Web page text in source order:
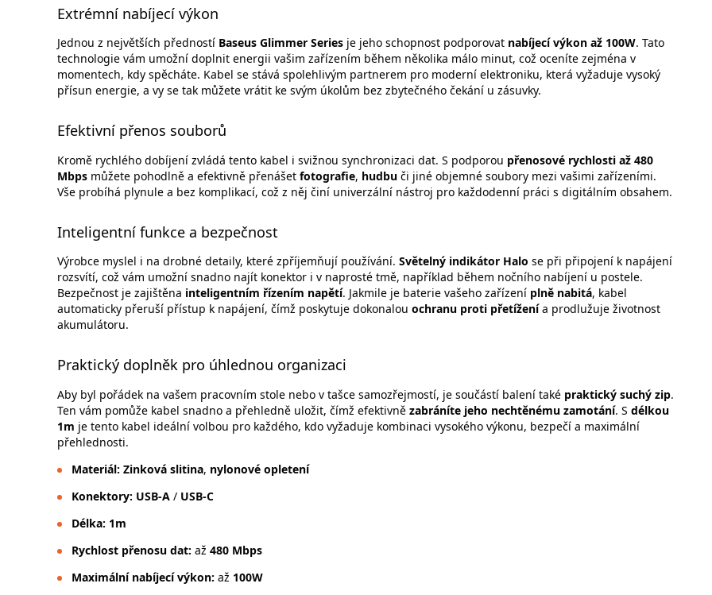
Extrémní nabíjecí výkon
Jednou z největších předností Baseus Glimmer Series je jeho schopnost podporovat nabíjecí výkon až 100W. Tato
technologie vám umožní doplnit energii vašim zařízením během několika málo minut, což oceníte zejména v
momentech, kdy spěcháte. Kabel se stává spolehlivým partnerem pro moderní elektroniku, která vyžaduje vysoký
přísun energie, a vy se tak můžete vrátit ke svým úkolům bez zbytečného čekání u zásuvky.
Efektivní přenos souborů
Kromě rychlého dobíjení zvládá tento kabel i svižnou synchronizaci dat. S podporou přenosové rychlosti až 480
Mbps můžete pohodlně a efektivně přenášet fotografie, hudbu či jiné objemné soubory mezi vašimi zařízeními.
Vše probíhá plynule a bez komplikací, což z něj činí univerzální nástroj pro každodenní práci s digitálním obsahem.
Inteligentní funkce a bezpečnost
Výrobce myslel i na drobné detaily, které zpříjemňují používání. Světelný indikátor Halo se při připojení k napájení
rozsvítí, což vám umožní snadno najít konektor i v naprosté tmě, například během nočního nabíjení u postele.
Bezpečnost je zajištěna inteligentním řízením napětí. Jakmile je baterie vašeho zařízení plně nabitá, kabel
automaticky přeruší přístup k napájení, čímž poskytuje dokonalou ochranu proti přetíženía prodlužuje životnost
akumulátoru.
Praktický doplněk pro úhlednou organizaci
Aby byl pořádek na vašem pracovním stole nebo v tašce samozřejmostí, je součástí balení také praktický suchý zip.
Ten vám pomůže kabel snadno a přehledně uložit, čímž efektivně zabráníte jeho nechtěnému zamotání. S délkou
1m je tento kabel ideální volbou pro každého, kdo vyžaduje kombinaci vysokého výkonu, bezpečí a maximální
přehlednosti.
Materiál: Zinková slitina, nylonové opletení
Konektory: USB-A/ USB-C
Délka: 1m
Rychlost přenosu dat: až 480 Mbps
Maximální nabíjecí výkon: až 100W